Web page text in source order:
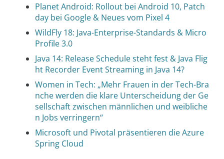
Planet Android: Rollout bei Android 10, Patch
day bei Google & Neues vom Pixel 4
WildFly 18: Java-Enterprise-Standards & Micro
Profile 3.0
Java 14: Release Schedule steht fest & Java Flig
ht Recorder Event Streaming in Java 14?
Women in Tech: „Mehr Frauen in der Tech-Bra
nche werden die klare Unterscheidung der Ge
sellschaft zwischen männlichen und weibliche
n Jobs verringern“
Microsoft und Pivotal präsentieren die Azure
Spring Cloud